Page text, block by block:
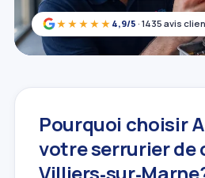
★★★★★ 4,9/5 · 1435 avis
Pourquoi choisir
votre serrurier de